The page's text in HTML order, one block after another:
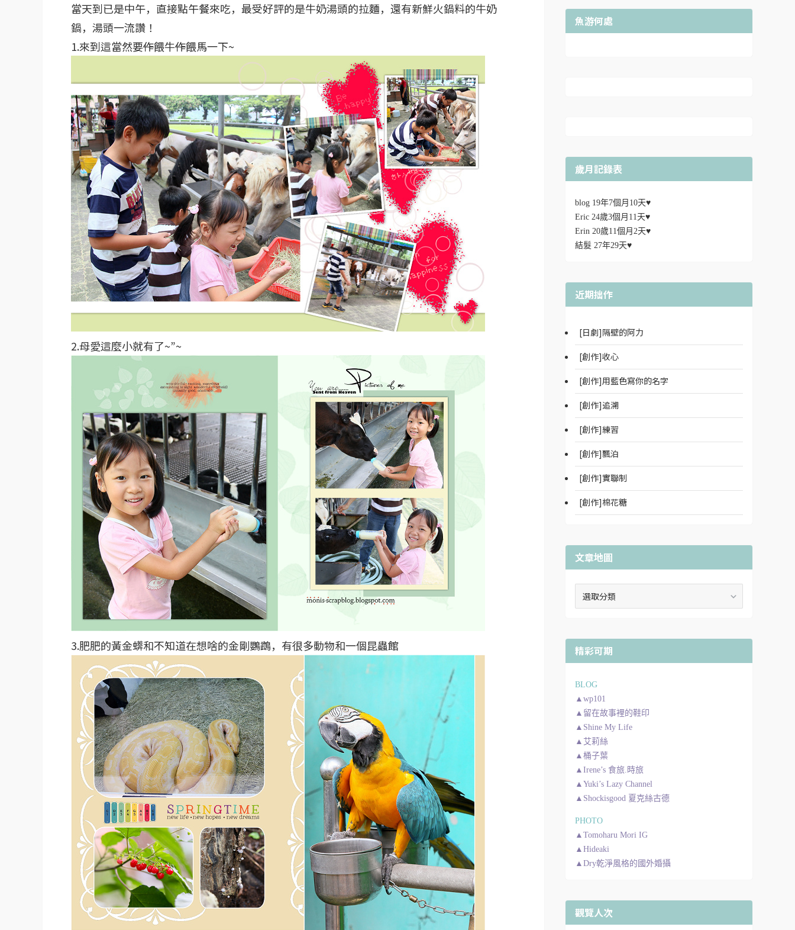
當天到已是中午，直接點午餐來吃，最受好評的是牛奶湯頭的拉麵，還有新鮮火鍋料的牛奶
鍋，湯頭一流讚！
1.來到這當然要作餵牛作餵馬一下~
2.母愛這麼小就有了~”~
3.肥肥的黃金蠎和不知道在想啥的金剛鸚鵡，有很多動物和一個昆蟲館
魚游何處
歲月記錄表
blog 19年7個月10天♥
Eric 24歲3個月11天♥
Erin 20歲11個月2天♥
結髮 27年29天♥
近期拙作
[日劇]隔壁的阿力
[創作]收心
[創作]用藍色寫你的名字
[創作]追溯
[創作]練習
[創作]飄泊
[創作]實聯制
[創作]棉花糖
文章地圖
精彩可期
BLOG
▲wp101
▲留在故事裡的鞋印
▲Shine My Life
▲艾莉絲
▲桶子葉
▲Irene’s 食旅.時旅
▲Yuki’s Lazy Channel
▲Shockisgood 夏克絲古德
PHOTO
▲Tomoharu Mori IG
▲Hideaki
▲Dry乾淨風格的國外婚攝
觀覽人次